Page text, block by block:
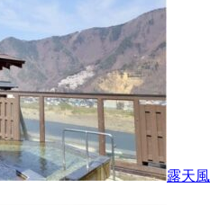
露天風